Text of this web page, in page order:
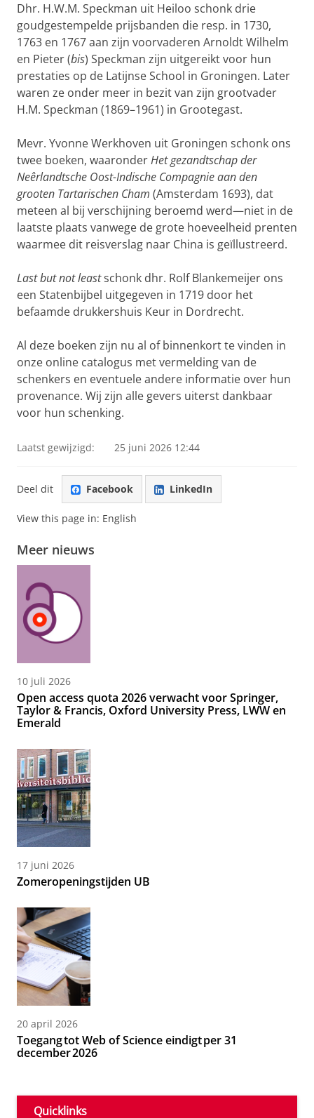
Dhr. H.W.M. Speckman uit Heiloo schonk drie
goudgestempelde prijsbanden die resp. in 1730,
1763 en 1767 aan zijn voorvaderen Arnoldt Wilhelm
en Pieter (bis) Speckman zijn uitgereikt voor hun
prestaties op de Latijnse School in Groningen. Later
waren ze onder meer in bezit van zijn grootvader
H.M. Speckman (1869–1961) in Grootegast.
Mevr. Yvonne Werkhoven uit Groningen schonk ons
twee boeken, waaronderHet gezandtschap der
Neêrlandtsche Oost-Indische Compagnie aan den
grooten Tartarischen Cham (Amsterdam 1693), dat
meteen al bij verschijning beroemd werd—niet in de
laatste plaats vanwege de grote hoeveelheid prenten
waarmee dit reisverslag naar China is geïllustreerd.
Last but not leastschonk dhr. Rolf Blankemeijer ons
een Statenbijbel uitgegeven in 1719 door het
befaamde drukkershuis Keur in Dordrecht.
Al deze boeken zijn nu al of binnenkort te vinden in
onze online catalogus met vermelding van de
schenkers en eventuele andere informatie over hun
provenance. Wij zijn alle gevers uiterst dankbaar
voor hun schenking.
Laatst gewijzigd: 25 juni 2026 12:44
Deel dit Facebook LinkedIn
View this page in: English
Meer nieuws
10 juli 2026
Open access quota 2026 verwacht voor Springer,
Taylor & Francis, Oxford University Press, LWW en
Emerald
17 juni 2026
Zomeropeningstijden UB
20 april 2026
Toegang tot Web of Science eindigt per 31
december 2026
Quicklinks